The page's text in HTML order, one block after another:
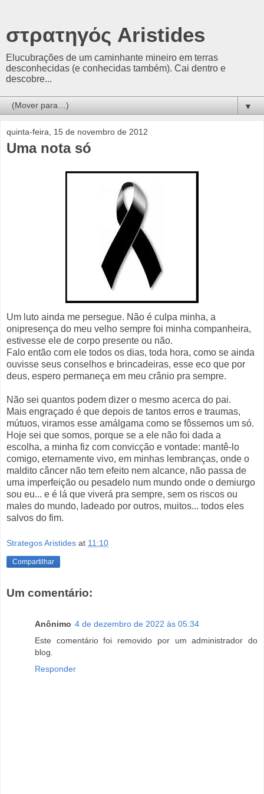
στρατηγός Aristides
Elucubrações de um caminhante mineiro em terras
desconhecidas (e conhecidas também). Cai dentro e
descobre...
▼
quinta-feira, 15 de novembro de 2012
Uma nota só
Um luto ainda me persegue. Não é culpa minha, a
onipresença do meu velho sempre foi minha companheira,
estivesse ele de corpo presente ou não.
Falo então com ele todos os dias, toda hora, como se ainda
ouvisse seus conselhos e brincadeiras, esse eco que por
deus, espero permaneça em meu crânio pra sempre.
Não sei quantos podem dizer o mesmo acerca do pai.
Mais engraçado é que depois de tantos erros e traumas,
mútuos, viramos esse amálgama como se fôssemos um só.
Hoje sei que somos, porque se a ele não foi dada a
escolha, a minha fiz com convicção e vontade: mantê-lo
comigo, eternamente vivo, em minhas lembranças, onde o
maldito câncer não tem efeito nem alcance, não passa de
uma imperfeição ou pesadelo num mundo onde o demiurgo
sou eu... e é lá que viverá pra sempre, sem os riscos ou
males do mundo, ladeado por outros, muitos... todos eles
salvos do fim.
Strategos Aristides at 11:10
Compartilhar
Um comentário:
Anônimo 4 de dezembro de 2022 às 05:34
Este comentário foi removido por um administrador do
blog.
Responder